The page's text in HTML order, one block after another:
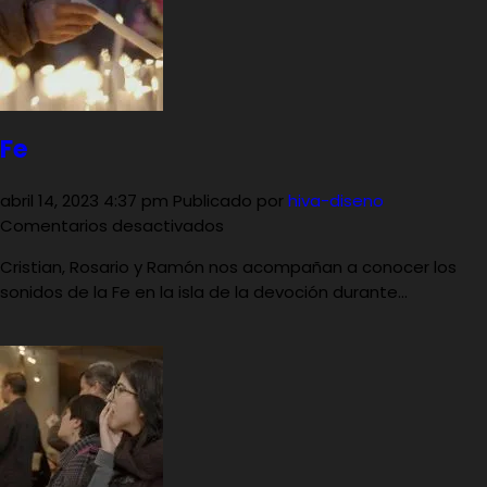
Fe
abril 14, 2023 4:37 pm Publicado porhiva-diseno
Comentarios desactivados
Cristian, Rosario y Ramón nos acompañan a conocer los
sonidos de la Fe en la isla de la devoción durante...